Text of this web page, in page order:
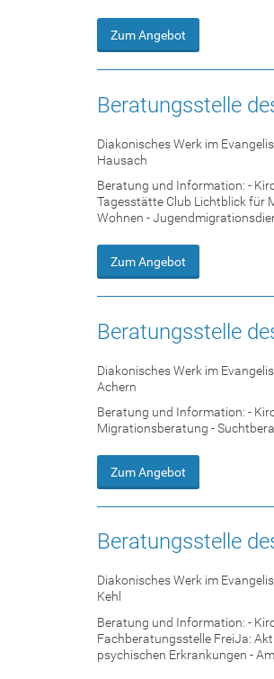
Zum Angebot
Beratungsstelle
Diakonisches Werk im
Hausach
Beratung und Information: -
Tagesstätte Club Lichtblick für
Wohnen -
Zum Angebot
Beratungsstelle
Diakonisches Werk im
Achern
Beratung und Information: -
Migrationsberatung -
Zum Angebot
Beratungsstelle
Diakonisches Werk im
Kehl
Beratung und Information: -
Fachberatungsstelle FreiJa:
psychischen Erkrankungen -